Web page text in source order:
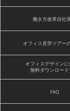
働き方改革自社
オフィス見学ツアー
オフィスデザイン
無料ダウンロー
FAQ